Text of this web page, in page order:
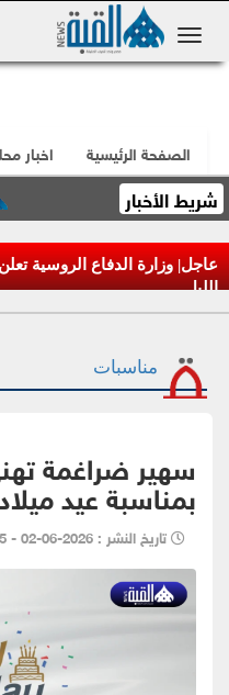
الصفحة الرئيسية اخبار
شريط الأخبار
الليل
مناسبات
سهير ضراغمة
بمناسبة عيد
تاريخ النشر : 2026-06-02 - 11:15 pm